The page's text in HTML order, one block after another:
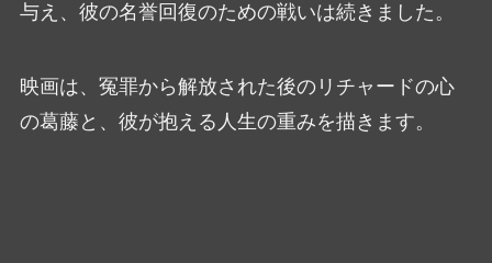
与え、彼の名誉回復のための戦いは続きました。
映画は、冤罪から解放された後のリチャードの心
の葛藤と、彼が抱える人生の重みを描きます。